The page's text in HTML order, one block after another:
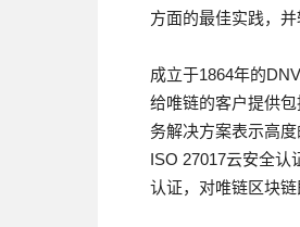
方面的最佳实践，
成立于1864年的
给唯链的客户提供
务解决方案表示高
ISO 27017云安全认
认证，对唯链区块